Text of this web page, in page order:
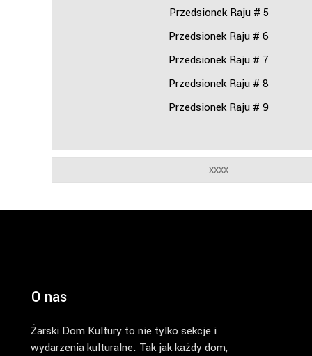
Przedsionek Raju # 5
Przedsionek Raju # 6
Przedsionek Raju # 7
Przedsionek Raju # 8
Przedsionek Raju # 9
xxxx
O nas
Żarski Dom Kultury to nie tylko sekcje i
wydarzenia kulturalne. Tak jak każdy dom,